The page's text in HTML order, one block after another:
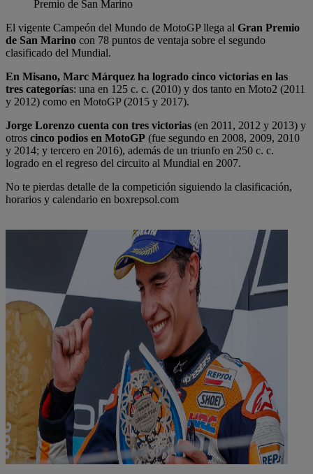
Premio de San Marino
El vigente Campeón del Mundo de MotoGP llega al Gran Premio
de San Marino con 78 puntos de ventaja sobre el segundo
clasificado del Mundial.
En Misano, Marc Márquez ha logrado cinco victorias en las
tres categorías: una en 125 c. c. (2010) y dos tanto en Moto2 (2011
y 2012) como en MotoGP (2015 y 2017).
Jorge Lorenzo cuenta con tres victorias (en 2011, 2012 y 2013) y
otros cinco podios en MotoGP (fue segundo en 2008, 2009, 2010
y 2014; y tercero en 2016), además de un triunfo en 250 c. c.
logrado en el regreso del circuito al Mundial en 2007.
No te pierdas detalle de la competición siguiendo la clasificación,
horarios y calendario en boxrepsol.com